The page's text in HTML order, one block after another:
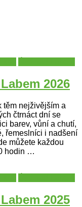
2026
těm nejživějším a
čtrnáct dní se
barev, vůní a chutí,
řemeslníci i nadšení
můžete každou
hodin …
2025